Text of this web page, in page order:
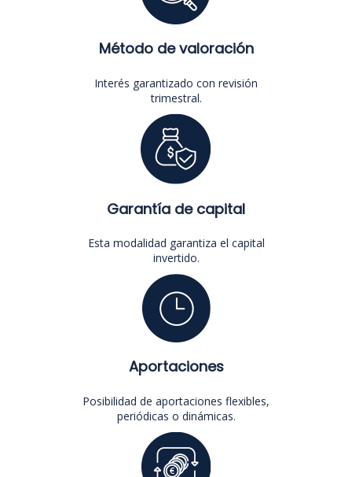
Método de valoración
Interés garantizado con revisión
trimestral.
Garantía de capital
Esta modalidad garantiza el capital
invertido.
Aportaciones
Posibilidad de aportaciones flexibles,
periódicas o dinámicas.